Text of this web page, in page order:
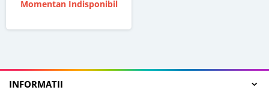
Momentan Indisponibil
INFORMATII